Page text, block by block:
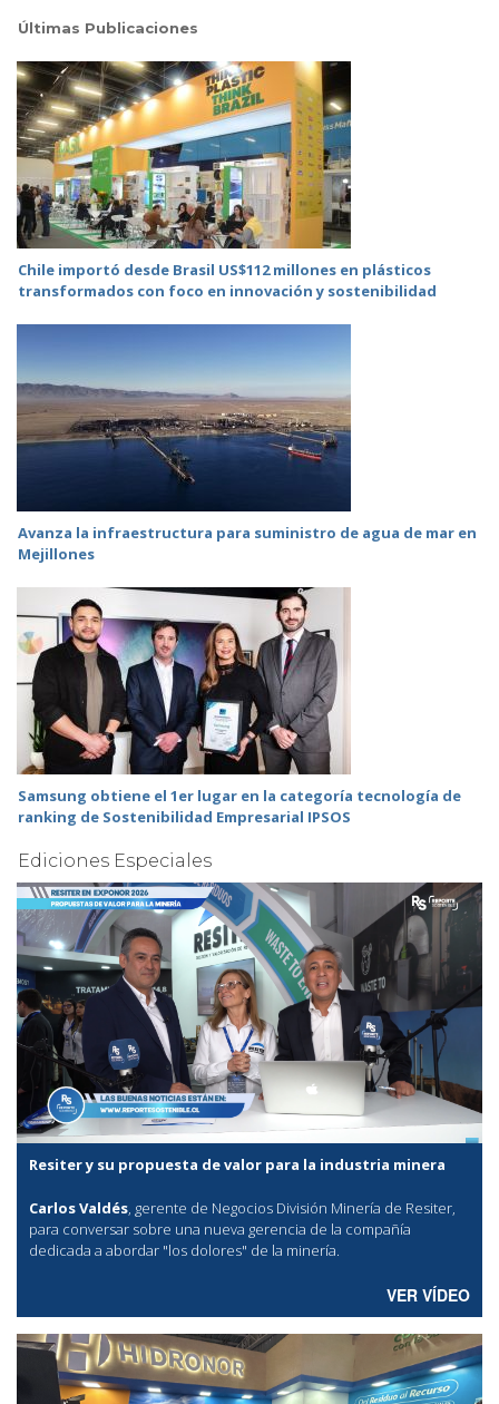
Últimas Publicaciones
Chile importó desde Brasil US$112 millones en plásticos
transformados con foco en innovación y sostenibilidad
Avanza la infraestructura para suministro de agua de mar en
Mejillones
Samsung obtiene el 1er lugar en la categoría tecnología de
ranking de Sostenibilidad Empresarial IPSOS
Ediciones Especiales
Resiter y su propuesta de valor para la industria minera
Carlos Valdés, gerente de Negocios División Minería de Resiter,
para conversar sobre una nueva gerencia de la compañía
dedicada a abordar "los dolores" de la minería.
VER VÍDEO